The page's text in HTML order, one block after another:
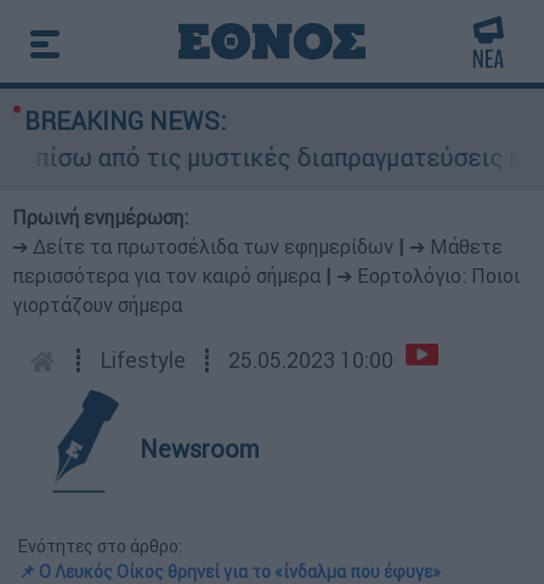
BREAKING NEWS:
από τις μυστικές διαπραγματεύσεις και
Πρωινή ενημέρωση:
➔ Δείτε τα πρωτοσέλιδα των εφημερίδων
➔ Μάθετε
περισσότερα για τον καιρό σήμερα
➔ Εορτολόγιο: Ποιοι
γιορτάζουν σήμερα
┋ Lifestyle ┋ 25.05.2023 10:00
Newsroom
Ενότητες στο άρθρο:
📌 Ο Λευκός Οίκος θρηνεί για το «ίνδαλμα που έφυγε»